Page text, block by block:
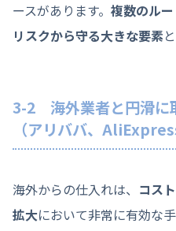
ースがあります。 複数のル
リスクから守る大きな要素
3-2 海外業者と円滑に
（アリババ、
海外からの仕入れは、 コス
拡大において非常に有効な